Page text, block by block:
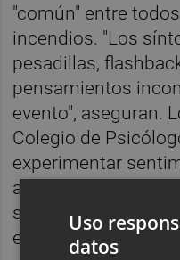
"común" entre
incendios. "Los
pesadillas,
pensamientos
evento", aseguran.
Colegio de
experimentar
ansiedad,
sueño y cambios
entre otras
Uso
datos